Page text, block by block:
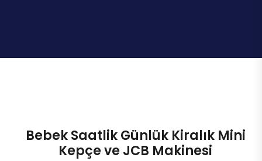
Bebek Saatlik Günlük Kiralık Mini
Kepçe ve JCB Makinesi